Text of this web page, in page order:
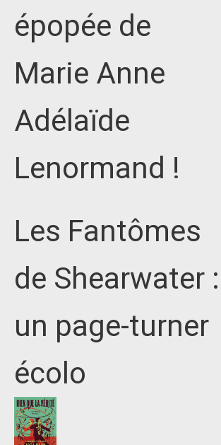
épopée de
Marie Anne
Adélaïde
Lenormand !
Les Fantômes
de Shearwater :
un page-turner
écolo